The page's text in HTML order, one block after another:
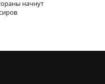
начнут